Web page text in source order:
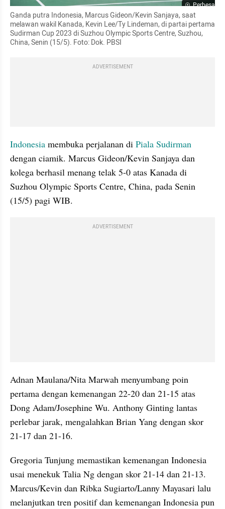
Perbesar
Ganda putra Indonesia, Marcus Gideon/Kevin Sanjaya, saat
melawan wakil Kanada, Kevin Lee/Ty Lindeman, di partai pertama
Sudirman Cup 2023 di Suzhou Olympic Sports Centre, Suzhou,
China, Senin (15/5). Foto: Dok. PBSI
ADVERTISEMENT
Indonesia membuka perjalanan di Piala Sudirman
dengan ciamik. Marcus Gideon/Kevin Sanjaya dan
kolega berhasil menang telak 5-0 atas Kanada di
Suzhou Olympic Sports Centre, China, pada Senin
(15/5) pagi WIB.
ADVERTISEMENT
Adnan Maulana/Nita Marwah menyumbang poin
pertama dengan kemenangan 22-20 dan 21-15 atas
Dong Adam/Josephine Wu. Anthony Ginting lantas
perlebar jarak, mengalahkan Brian Yang dengan skor
21-17 dan 21-16.
Gregoria Tunjung memastikan kemenangan Indonesia
usai menekuk Talia Ng dengan skor 21-14 dan 21-13.
Marcus/Kevin dan Ribka Sugiarto/Lanny Mayasari lalu
melanjutkan tren positif dan kemenangan Indonesia pun